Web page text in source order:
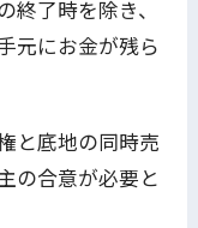
終了時を除き、
元にお金が残ら
と底地の同時売
の合意が必要と